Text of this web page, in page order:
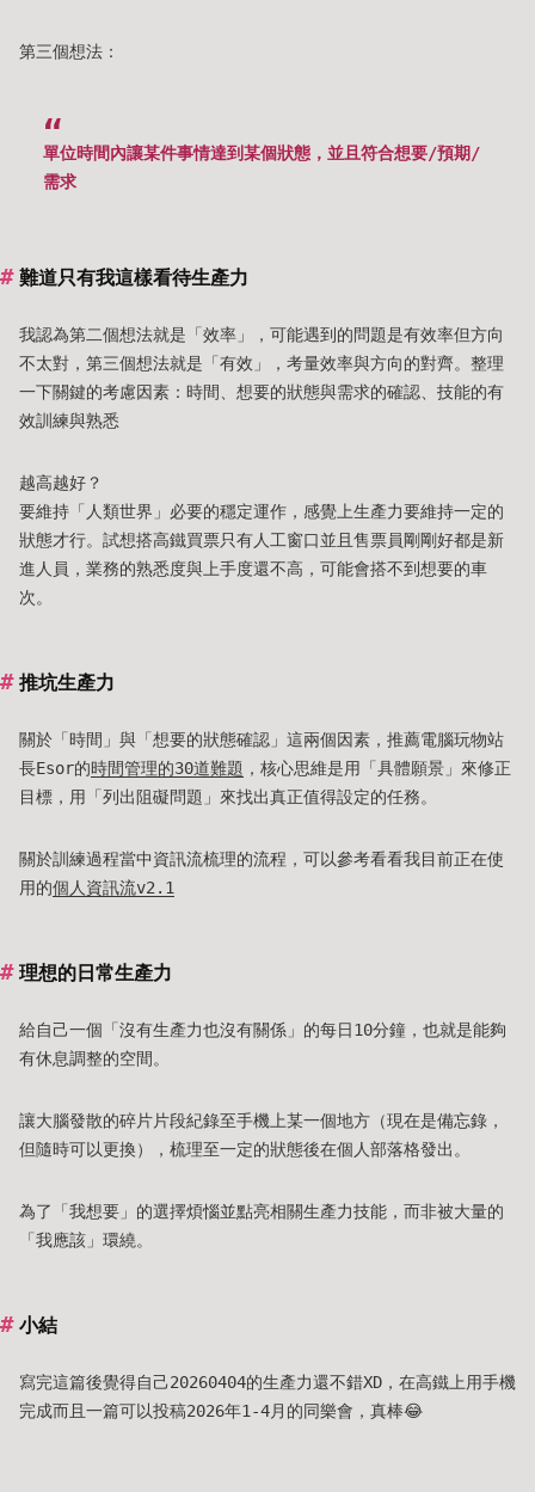
第三個想法：
單位時間內讓某件事情達到某個狀態，並且符合想要/預期/
需求
難道只有我這樣看待生產力
我認為第二個想法就是「效率」，可能遇到的問題是有效率但方向
不太對，第三個想法就是「有效」，考量效率與方向的對齊。整理
一下關鍵的考慮因素：時間、想要的狀態與需求的確認、技能的有
效訓練與熟悉
越高越好？
要維持「人類世界」必要的穩定運作，感覺上生產力要維持一定的
狀態才行。試想搭高鐵買票只有人工窗口並且售票員剛剛好都是新
進人員，業務的熟悉度與上手度還不高，可能會搭不到想要的車
次。
推坑生產力
關於「時間」與「想要的狀態確認」這兩個因素，推薦電腦玩物站
長Esor的時間管理的30道難題 ，核心思維是用「具體願景」來修正
目標，用「列出阻礙問題」來找出真正值得設定的任務。
關於訓練過程當中資訊流梳理的流程，可以參考看看我目前正在使
用的個人資訊流v2.1
理想的日常生產力
給自己一個「沒有生產力也沒有關係」的每日10分鐘，也就是能夠
有休息調整的空間。
讓大腦發散的碎片片段紀錄至手機上某一個地方（現在是備忘錄，
但隨時可以更換），梳理至一定的狀態後在個人部落格發出。
為了「我想要」的選擇煩惱並點亮相關生產力技能，而非被大量的
「我應該」環繞。
小結
寫完這篇後覺得自己20260404的生產力還不錯XD，在高鐵上用手機
完成而且一篇可以投稿2026年1-4月的同樂會，真棒😂